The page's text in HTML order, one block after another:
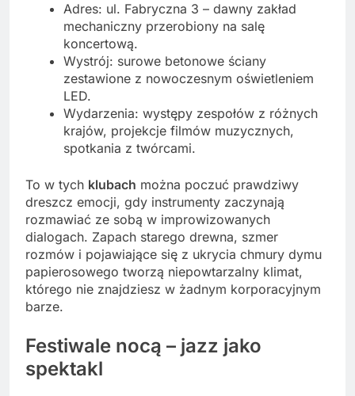
Adres: ul. Fabryczna 3 – dawny zakład
mechaniczny przerobiony na salę
koncertową.
Wystrój: surowe betonowe ściany
zestawione z nowoczesnym oświetleniem
LED.
Wydarzenia: występy zespołów z różnych
krajów, projekcje filmów muzycznych,
spotkania z twórcami.
To w tych klubach można poczuć prawdziwy
dreszcz emocji, gdy instrumenty zaczynają
rozmawiać ze sobą w improwizowanych
dialogach. Zapach starego drewna, szmer
rozmów i pojawiające się z ukrycia chmury dymu
papierosowego tworzą niepowtarzalny klimat,
którego nie znajdziesz w żadnym korporacyjnym
barze.
Festiwale nocą – jazz jako
spektakl